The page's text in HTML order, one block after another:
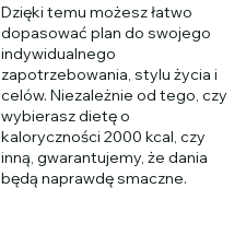
Dzięki temu możesz łatwo
dopasować plan do swojego
indywidualnego
zapotrzebowania, stylu życia i
celów. Niezależnie od tego, czy
wybierasz dietę o
kaloryczności 2000 kcal, czy
inną, gwarantujemy, że dania
będą naprawdę smaczne.